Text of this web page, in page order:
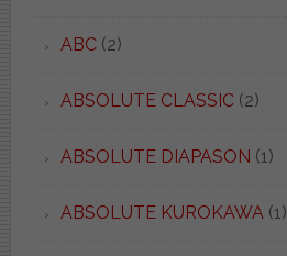
ABC(2)
ABSOLUTE CLASSIC(2)
ABSOLUTE DIAPASON (1)
ABSOLUTE KUROKAWA (1)